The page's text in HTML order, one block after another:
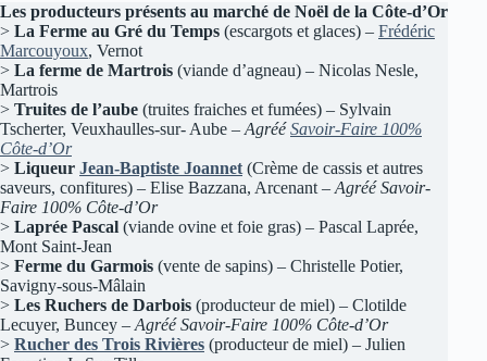
Les producteurs présents au marché de Noël de la Côte-d’Or
> La Ferme au Gré du Temps (escargots et glaces) – Frédéric
Marcouyoux, Vernot
> La ferme de Martrois (viande d’agneau) – Nicolas Nesle,
Martrois
> Truites de l’aube (truites fraiches et fumées) – Sylvain
Tscherter, Veuxhaulles-sur- Aube – AgrééSavoir-Faire 100%
Côte-d’Or
> Liqueur Jean-Baptiste Joannet (Crème de cassis et autres
saveurs, confitures) – Elise Bazzana, Arcenant – Agréé Savoir-
Faire 100% Côte-d’Or
> Laprée Pascal (viande ovine et foie gras) – Pascal Laprée,
Mont Saint-Jean
> Ferme du Garmois (vente de sapins) – Christelle Potier,
Savigny-sous-Mâlain
> Les Ruchers de Darbois (producteur de miel) – Clotilde
Lecuyer, Buncey – Agréé Savoir-Faire 100% Côte-d’Or
> Rucher des Trois Rivières (producteur de miel) – Julien